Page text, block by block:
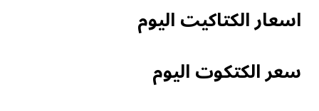
اسعار الكتاكيت اليوم
سعر الكتكوت اليوم